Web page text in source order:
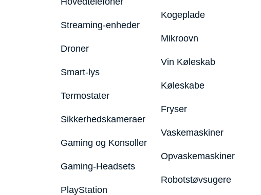
Streaming-enheder
Droner
Smart-lys
Termostater
Sikkerhedskameraer
Gaming og Konsoller
Gaming-Headsets
PlayStation
Kogeplade
Mikroovn
Vin Køleskab
Køleskabe
Fryser
Vaskemaskiner
Opvaskemaskiner
Robotstøvsugere